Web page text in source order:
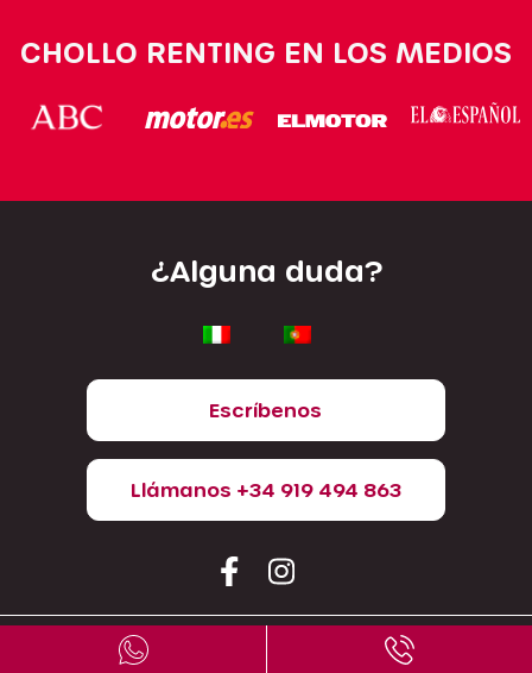
CHOLLO RENTING EN LOS MEDIOS
¿Alguna duda?
Escríbenos
Llámanos +34 919 494 863
¿Quiénes somos?